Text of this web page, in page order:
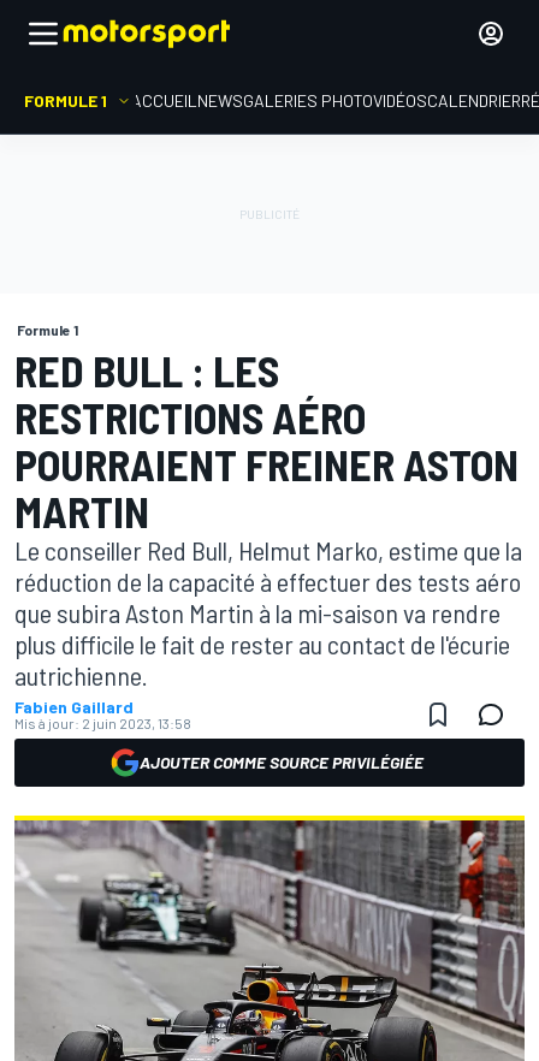
FORMULE 1 ACCUEIL NEWSGALERIES PHOTOVIDÉOSCALENDRIER
Formule 1
RED BULL : LES
RESTRICTIONS AÉRO
POURRAIENT FREINER ASTON
MARTIN
Le conseiller Red Bull, Helmut Marko, estime que la
réduction de la capacité à effectuer des tests aéro
que subira Aston Martin à la mi-saison va rendre
plus difficile le fait de rester au contact de l'écurie
autrichienne.
Fabien Gaillard
Mis à jour: 2 juin 2023, 13:58
AJOUTER COMME SOURCE PRIVILÉGIÉE